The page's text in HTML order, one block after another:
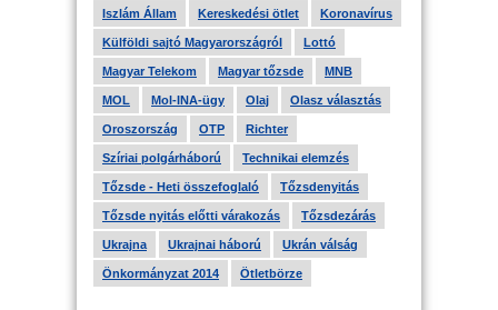
Iszlám Állam Kereskedési ötlet Koronavírus
Külföldi sajtó Magyarországról Lottó
Magyar Telekom Magyar tőzsde MNB
MOL Mol-INA-ügy Olaj Olasz választás
Oroszország OTP Richter
Szíriai polgárháború Technikai elemzés
Tőzsde - Heti összefoglaló Tőzsdenyitás
Tőzsde nyitás előtti várakozás Tőzsdezárás
Ukrajna Ukrajnai háború Ukrán válság
Önkormányzat 2014 Ötletbörze